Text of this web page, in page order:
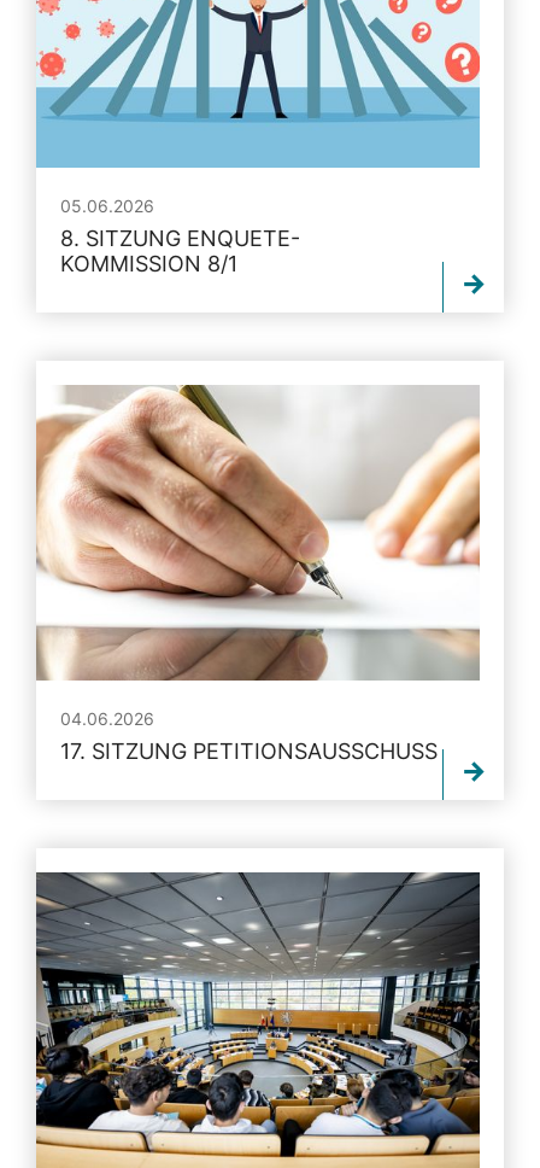
05.06.2026
8. SITZUNG ENQUETE-
KOMMISSION 8/1
04.06.2026
17. SITZUNG PETITIONSAUSSCHUSS